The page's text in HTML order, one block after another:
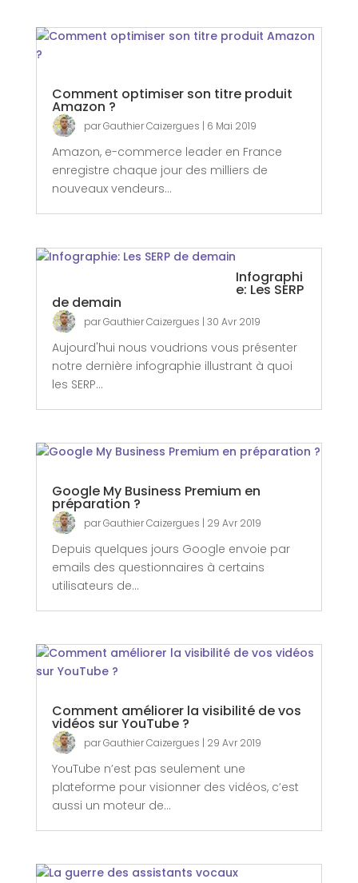
Comment optimiser son titre produit
Amazon ?
parGauthier Caizergues | 6 Mai 2019
Amazon, e-commerce leader en France
enregistre chaque jour des milliers de
nouveaux vendeurs...
Infographi
e: Les SERP
de demain
parGauthier Caizergues | 30 Avr 2019
Aujourd'hui nous voudrions vous présenter
notre dernière infographie illustrant à quoi
les SERP...
Google My Business Premium en
préparation ?
parGauthier Caizergues | 29 Avr 2019
Depuis quelques jours Google envoie par
emails des questionnaires à certains
utilisateurs de...
Comment améliorer la visibilité de vos
vidéos sur YouTube ?
parGauthier Caizergues | 29 Avr 2019
YouTube n’est pas seulement une
plateforme pour visionner des vidéos, c’est
aussi un moteur de...